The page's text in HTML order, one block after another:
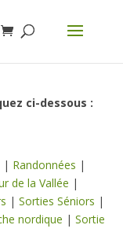
ci-dessous :
| Randonnées |
de la Vallée |
| Sorties Séniors |
nordique | Sortie